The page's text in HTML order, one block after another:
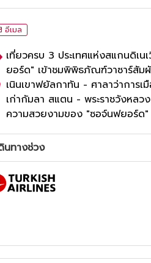
อีเมล
เที่ยวครบ 3 ประเทศแห่งสแกนดิเ
ยอร์ด" เข้าชมพิพิธภัณฑ์วาซาร์สัม
เนินเขาฟยัลกาทัน - ศาลาว่าการ
เก่ากัมลา สแตน - พระราชวังหล
ความสวยงามของ "ซอจ์นฟยอร์
DFDS - รูปปั้นเงือกน้อย - น้ำพุแห่
นบอร์ก - ศาลาว่าการเมืองโคเป
บุฟเฟ่ต์สไตล์สแกนดิเนเวีย
3ดาว
นทางช่วง